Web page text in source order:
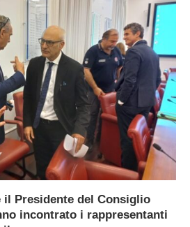
il Presidente del Consiglio
incontrato i rappresentanti